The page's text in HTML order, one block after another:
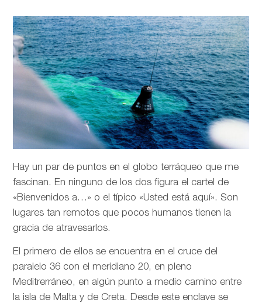
Hay un par de puntos en el globo terráqueo que me
fascinan. En ninguno de los dos figura el cartel de
«Bienvenidos a…» o el típico «Usted está aquí». Son
lugares tan remotos que pocos humanos tienen la
gracia de atravesarlos.
El primero de ellos se encuentra en el cruce del
paralelo 36 con el meridiano 20, en pleno
Meditrerráneo, en algún punto a medio camino entre
la isla de Malta y de Creta. Desde este enclave se